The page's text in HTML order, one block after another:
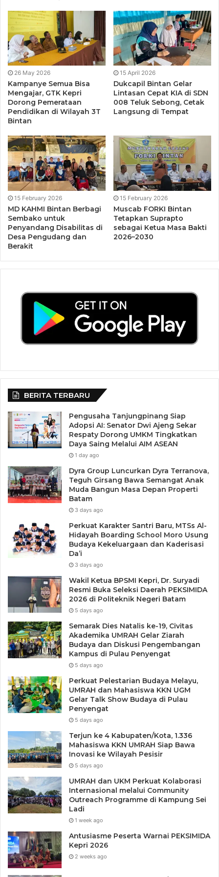
Nasional (FBIN) Tahun 2025, yang digelar pada Senin, 26
Mei 2025 di Gedung Merah Putih Pusat Pelatihan Sumber
Daya Manusia (PPSDM) Kemendikdasmen, Depok, Jawa
Barat.
Tags Kantor GTK Kepri
26 May 2026
Kampanye Semua Bisa
Mengajar, GTK Kepri
Dorong Pemerataan
Pendidikan di Wilayah 3T
Bintan
15 April 2026
Dukcapil Bintan Gelar
Lintasan Cepat KIA di SDN
008 Teluk Sebong, Cetak
Langsung di Tempat
15 February 2026
MD KAHMI Bintan Berbagi
Sembako untuk
Penyandang Disabilitas di
Desa Pengudang dan
Berakit
15 February 2026
Muscab FORKI Bintan
Tetapkan Suprapto
sebagai Ketua Masa Bakti
2026–2030
BERITA TERBARU
Pengusaha Tanjungpinang Siap
Adopsi AI: Senator Dwi Ajeng Sekar
Respaty Dorong UMKM Tingkatkan
Daya Saing Melalui AIM ASEAN
1 day ago
Dyra Group Luncurkan Dyra Terranova,
Teguh Girsang Bawa Semangat Anak
Muda Bangun Masa Depan Properti
Batam
3 days ago
Perkuat Karakter Santri Baru, MTSs Al-
Hidayah Boarding School Moro Usung
Budaya Kekeluargaan dan Kaderisasi
Da’i
3 days ago
Wakil Ketua BPSMI Kepri, Dr. Suryadi
Resmi Buka Seleksi Daerah PEKSIMIDA
2026 di Politeknik Negeri Batam
5 days ago
Semarak Dies Natalis ke-19, Civitas
Akademika UMRAH Gelar Ziarah
Budaya dan Diskusi Pengembangan
Kampus di Pulau Penyengat
5 days ago
Perkuat Pelestarian Budaya Melayu,
UMRAH dan Mahasiswa KKN UGM
Gelar Talk Show Budaya di Pulau
Penyengat
5 days ago
Terjun ke 4 Kabupaten/Kota, 1.336
Mahasiswa KKN UMRAH Siap Bawa
Inovasi ke Wilayah Pesisir
5 days ago
UMRAH dan UKM Perkuat Kolaborasi
Internasional melalui Community
Outreach Programme di Kampung Sei
Ladi
1 week ago
Antusiasme Peserta Warnai PEKSIMIDA
Kepri 2026
2 weeks ago